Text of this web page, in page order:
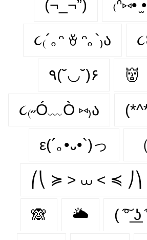
(¬_¬”) ₍ᐢ⑅•
૮₍´｡ᵔ ꈊ ᵔ｡`₎ა
٩(˘◡˘)۶ 👹
૮₍˶Ó﹏Ò ⑅₎ა
ε(´｡•᎑•`)っ
⎛⎝ ≽ > ⩊ < ≼ ⎠⎞
🙈 🌥 ( ͠° ͟ʖ